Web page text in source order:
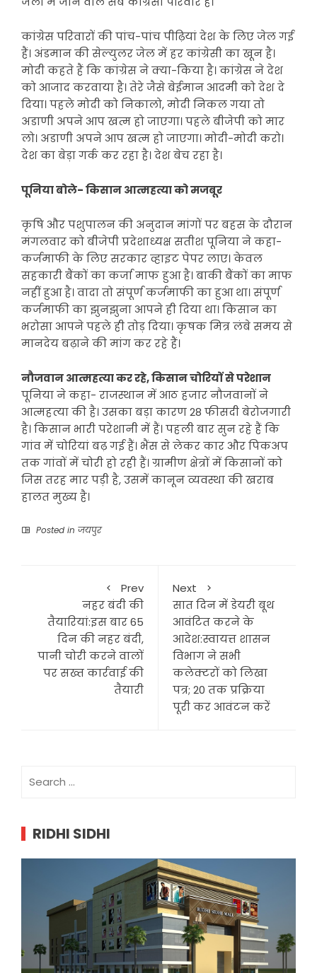
कांग्रेस परिवारों की पांच-पांच पीढ़ियां देश के लिए जेल गई
हैं। अंडमान की सेल्युलर जेल में हर कांग्रेसी का खून है।
मोदी कहते हैं कि कांग्रेस ने क्या-किया है। कांग्रेस ने देश
को आजाद करवाया है। तेरे जैसे बेईमान आदमी को देश दे
दिया। पहले मोदी को निकालो, मोदी निकल गया तो
अडाणी अपने आप खत्म हो जाएगा। पहले बीजेपी को मार
लो। अडाणी अपने आप खत्म हो जाएगा। मोदी-मोदी करो।
देश का बेड़ा गर्क कर रहा है। देश बेच रहा है।
पू​निया बोले- किसान आत्महत्या को मजबूर
कृषि और पशुपालन की अनुदान मांगों पर बहस के दौरान
मंगलवार को बीजेपी प्रदेशाध्यक्ष सतीश पूनिया ने कहा-
कर्जमाफी के लिए सरकार व्हाइट पेपर लाए। केवल
सहकारी बैंकों का कर्जा माफ हुआ है। बाकी बैंकों का माफ
नहीं हुआ है। वादा तो संपूर्ण कर्जमाफी का हुआ था। संपूर्ण
कर्जमाफी का झुनझुना आपने ही दिया था। किसान का
भरोसा आपने पहले ही तोड़ दिया। कृषक मित्र लंबे समय से
मानदेय बढ़ाने की मांग कर रहे हैं।
नौजवान आत्महत्या कर रहे, किसान चोरियों से परेशान
पूनिया ने कहा- राजस्थान में आठ हजार नौजवानों ने
आत्महत्या की है। उसका बड़ा कारण 28 फीसदी बेरोजगारी
है। किसान भारी परेशानी में हैं। पहली बार सुन रहे हैं कि
गांव में चोरियां बढ़ गई हैं। भैंस से लेकर कार और पिकअप
तक गांवों में चोरी हो रही हैं। ग्रामीण क्षेत्रों में किसानों को
जिस तरह मार पड़ी है, उसमें कानून व्यवस्था की खराब
हालत मुख्य है।
Posted in जयपुर
Prev
नहर बंदी की
तैयारियां:इस बार 65
दिन की नहर बंदी,
पानी चोरी करने वालों
पर सख्त कार्रवाई की
तैयारी
Next
सात दिन में डेयरी बूथ
आवंटित करने के
आदेश:स्वायत्त शासन
विभाग ने सभी
कलेक्टरों को लिखा
पत्र; 20 तक प्रक्रिया
पूरी कर आवंटन करें
for:
RIDHI SIDHI